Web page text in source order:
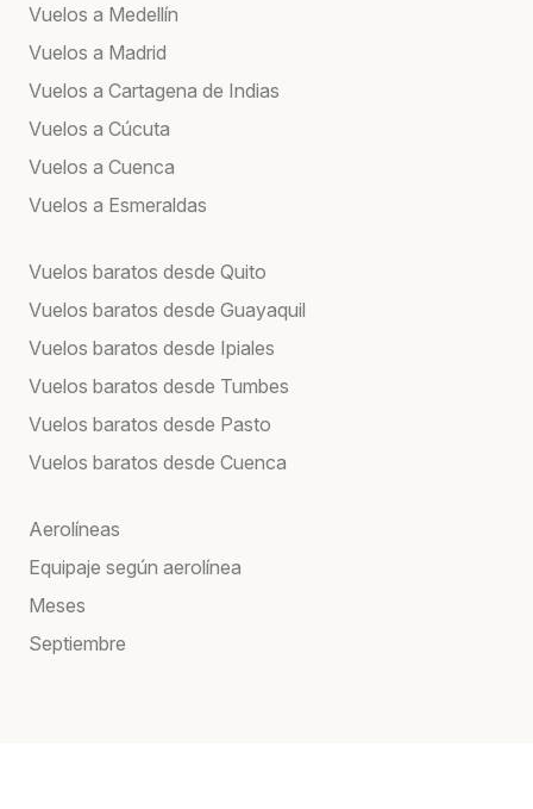
Vuelos a Medellín
Vuelos a Madrid
Vuelos a Cartagena de Indias
Vuelos a Cúcuta
Vuelos a Cuenca
Vuelos a Esmeraldas
Vuelos baratos desde Quito
Vuelos baratos desde Guayaquil
Vuelos baratos desde Ipiales
Vuelos baratos desde Tumbes
Vuelos baratos desde Pasto
Vuelos baratos desde Cuenca
Aerolíneas
Equipaje según aerolínea
Meses
Septiembre